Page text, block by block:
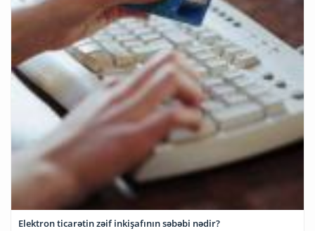
Elektron ticarətin zəif inkişafının səbəbi nədir?